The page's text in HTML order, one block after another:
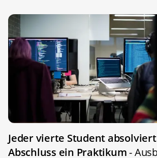
Jeder vierte Student
Abschluss ein Praktikum-